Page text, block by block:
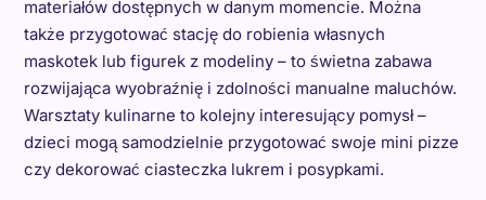
materiałów dostępnych w danym momencie. Można
także przygotować stację do robienia własnych
maskotek lub figurek z modeliny – to świetna zabawa
rozwijająca wyobraźnię i zdolności manualne maluchów.
Warsztaty kulinarne to kolejny interesujący pomysł –
dzieci mogą samodzielnie przygotować swoje mini pizze
czy dekorować ciasteczka lukrem i posypkami.